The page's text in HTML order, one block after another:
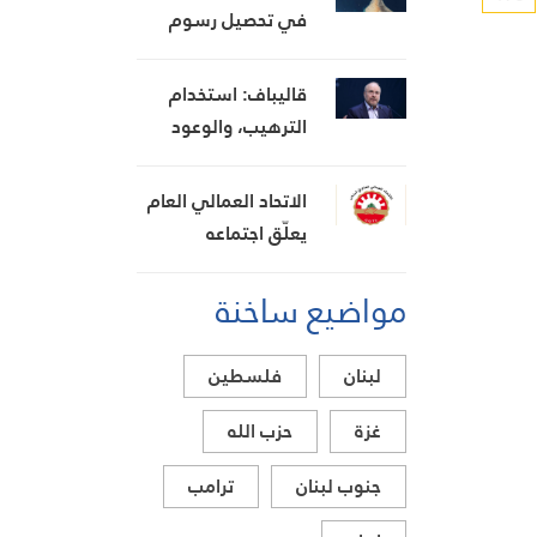
ويعتبر أنها تضعف
موقفه في
في تحصيل رسوم
السفن
قاليباف: استخدام
الترهيب، والوعود
الكاذبة كأوراق ضغط
هي استراتيجية
فاشلة
الاتحاد العمالي العام
يعلّق اجتماعه
اجتماع السراي
الحكومي
مواضيع ساخنة
لبنان
فلسطين
غزة
حزب الله
جنوب لبنان
ترامب